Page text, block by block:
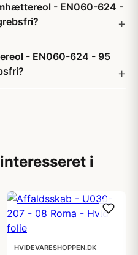
- EN060-624 -
- EN060-624 - 95
i
HVIDEVARESHOPPEN.DK